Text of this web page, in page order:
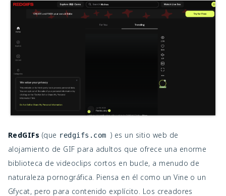
RedGIFs (que redgifs.com) es un sitio web de
alojamiento de GIF para adultos que ofrece una enorme
biblioteca de videoclips cortos en bucle, a menudo de
naturaleza pornográfica. Piensa en él como un Vine o un
Gfycat, pero para contenido explícito. Los creadores